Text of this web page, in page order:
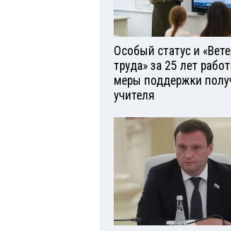
Особый статус и
труда» за 25 лет
меры поддержки
учителя